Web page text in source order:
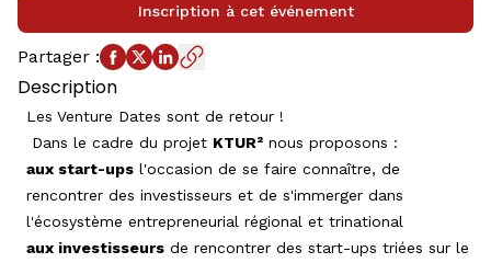
Inscription à cet événement
Partager :
Description
Les Venture Dates sont de retour !
Dans le cadre du projet KTUR² nous proposons :
aux start-ups l'occasion de se faire connaître, de
rencontrer des investisseurs et de s'immerger dans
l'écosystème entrepreneurial régional et trinational
aux investisseurs de rencontrer des start-ups triées sur le